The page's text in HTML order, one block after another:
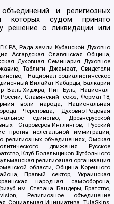
и религиозных
которых судом принято
решение о ликвидации или
РА, Рада земли Кубанской Духовно
Асгардская Славянская Община,
Духовная Семинария Духовное
Таблиги Джамаат, Свидетели
Национал-социалистическое
Вилайат Кабарды, Балкарии
Валь-Хиджра, Пит Буль, Национал-
Славянский союз, Формат-18,
воли народа, Национальная
Череповца, Духовно-Родовая
единство, Древнерусской
Староверов-Инглингов, Русский
против нелегальной иммиграции,
религиозных объединениях, Омская
движения Русское
Клуб Болельщиков Футбольного
религиозная организация
области, Община Коренного
Правый сектор, Украинская
народная самооборона,
им. Степана Бандеры, Братство,
Религиозное объединение
Социальная Инициатива, TulaSkins,